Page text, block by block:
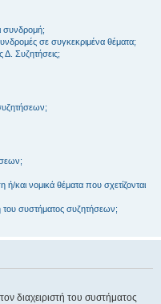
συνδρομή;
σε συγκεκριμένα θέματα;
Συζητήσεις;
και νομικά θέματα που σχετίζονται
συστήματος συζητήσεων;
διαχειριστή του συστήματος